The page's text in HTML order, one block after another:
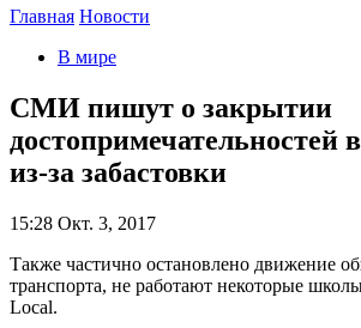
Главная Новости
В мире
СМИ пишут о закрытии
достопримечательностей
из-за забастовки
15:28 Окт. 3, 2017
Также частично остановлено движение
транспорта, не работают некоторые
Local.